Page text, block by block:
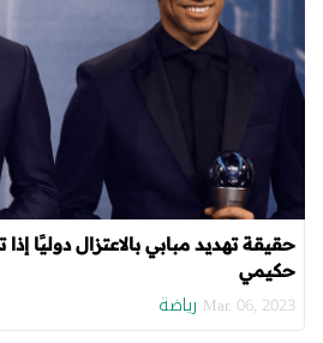
حقيقة تهديد مبابي بالاعتزال دوليًا
حكيمي
Mar. 06, 2023 رياضة